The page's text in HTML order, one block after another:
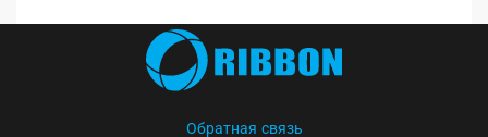
Обратная связь